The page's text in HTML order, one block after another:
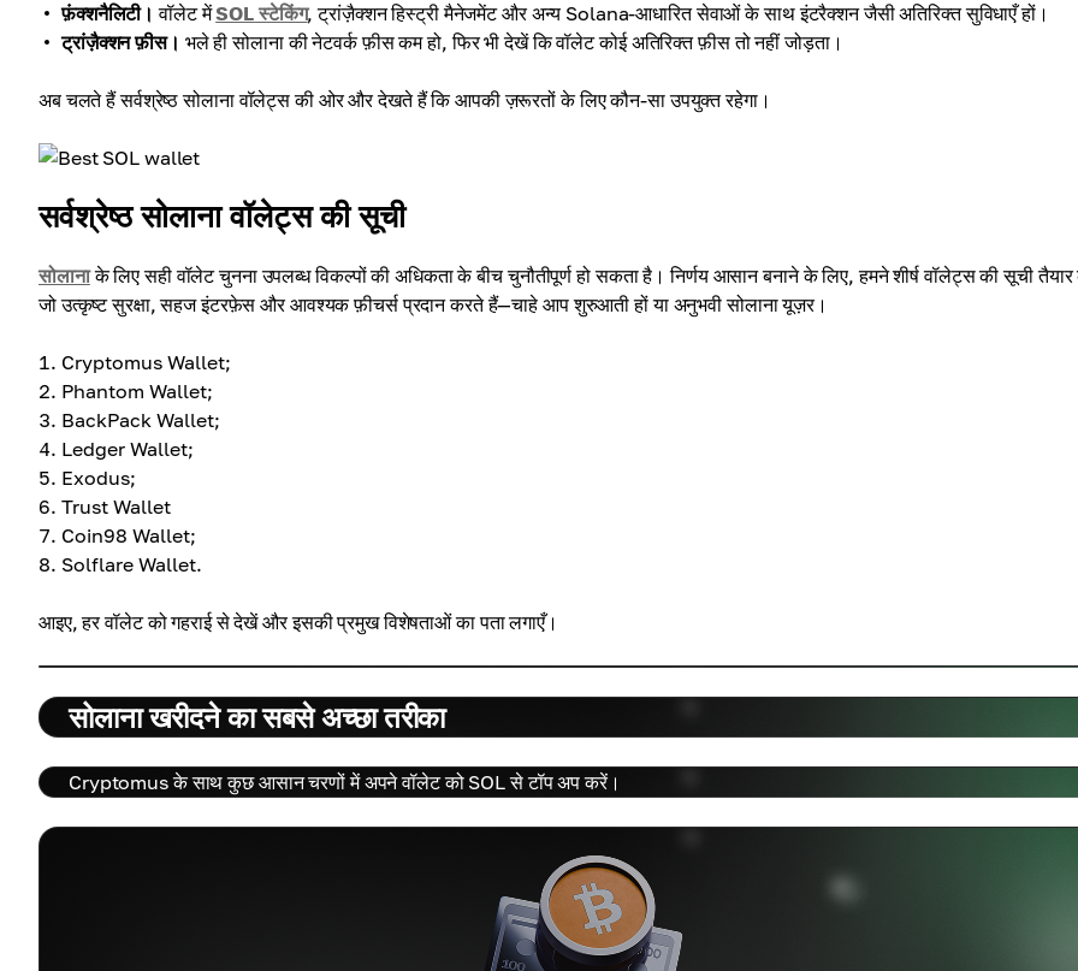
फ़ंक्शनैलिटी। वॉलेट मेंSOL स्टेकिंग, ट्रांज़ैक्शन हिस्ट्री मैनेजमेंट और अन्य Solana-आधारित सेवाओं के साथ इंटरैक्शन जैसी अतिरिक्त सुविधाएँ हों।
ट्रांज़ैक्शन फ़ीस। भले ही सोलाना की नेटवर्क फ़ीस कम हो, फिर भी देखें कि वॉलेट कोई अतिरिक्त फ़ीस तो नहीं जोड़ता।
अब चलते हैं सर्वश्रेष्ठ सोलाना वॉलेट्स की ओर और देखते हैं कि आपकी ज़रूरतों के लिए कौन-सा उपयुक्त रहेगा।
सर्वश्रेष्ठ सोलाना वॉलेट्स की सूची
सोलानाके लिए सही वॉलेट चुनना उपलब्ध विकल्पों की अधिकता के बीच चुनौतीपूर्ण हो सकता है। निर्णय आसान बनाने के लिए, हमने शीर्ष वॉलेट्स की सूची तैयार
जो उत्कृष्ट सुरक्षा, सहज इंटरफ़ेस और आवश्यक फ़ीचर्स प्रदान करते हैं—चाहे आप शुरुआती हों या अनुभवी सोलाना यूज़र।
Cryptomus Wallet;
Phantom Wallet;
BackPack Wallet;
Ledger Wallet;
Exodus;
Trust Wallet
Coin98 Wallet;
Solflare Wallet.
आइए, हर वॉलेट को गहराई से देखें और इसकी प्रमुख विशेषताओं का पता लगाएँ।
सोलाना खरीदने का सबसे अच्छा तरीका
Cryptomus के साथ कुछ आसान चरणों में अपने वॉलेट को SOL से टॉप अप करें।